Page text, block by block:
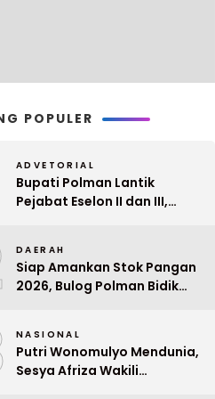
POPULER
ADVETORIAL
Bupati Polman Lantik
Pejabat Eselon II dan III,
DAERAH
Siap Amankan Stok Pangan
2026, Bulog Polman Bidik
NASIONAL
Putri Wonomulyo Mendunia,
Sesya Afriza Wakili